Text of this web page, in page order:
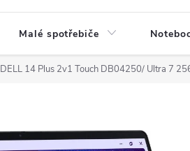
Malé spotřebiče
DELL 14 Plus 2v1 Touch DB04250/ Ultra 7